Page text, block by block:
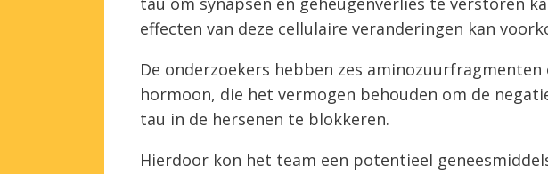
effecten van deze cellulaire veranderingen kan
De onderzoekers hebben zes
hormoon, die het vermogen behouden om de
tau in de hersenen te blokkeren.
Hierdoor kon het team een potentieel